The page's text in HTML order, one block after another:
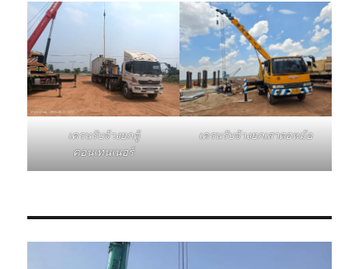
เครนรับจ้างยกตู้
คอนเทนเนอร์
เครนรับจ้างยกเสาตอหม้อ